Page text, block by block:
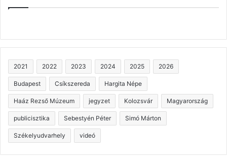
2021 2022 2023 2024 2025 2026
Budapest Csíkszereda Hargita Népe
Haáz Rezső Múzeum jegyzet Kolozsvár Magyarország
publicisztika Sebestyén Péter Simó Márton
Székelyudvarhely videó